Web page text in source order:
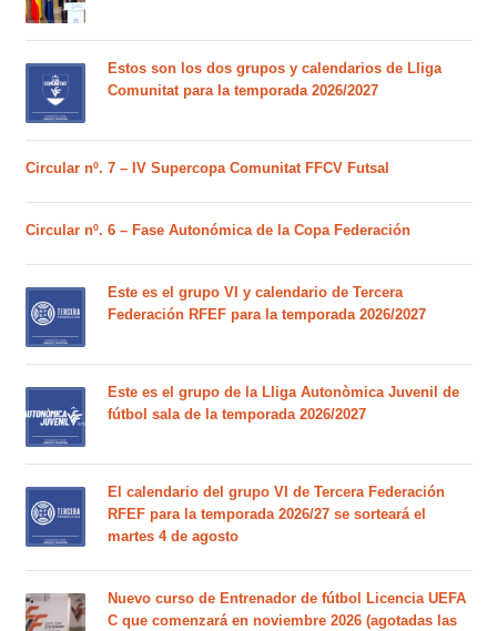
Estos son los dos grupos y calendarios de Lliga
Comunitat para la temporada 2026/2027
Circular nº. 7 – IV Supercopa Comunitat FFCV Futsal
Circular nº. 6 – Fase Autonómica de la Copa Federación
Este es el grupo VI y calendario de Tercera
Federación RFEF para la temporada 2026/2027
Este es el grupo de la Lliga Autonòmica Juvenil de
fútbol sala de la temporada 2026/2027
El calendario del grupo VI de Tercera Federación
RFEF para la temporada 2026/27 se sorteará el
martes 4 de agosto
Nuevo curso de Entrenador de fútbol Licencia UEFA
C que comenzará en noviembre 2026 (agotadas las